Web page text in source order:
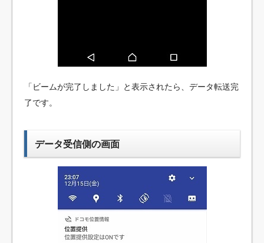
「ビームが完了しました」と表示されたら、データ転送完
了です。
データ受信側の画面